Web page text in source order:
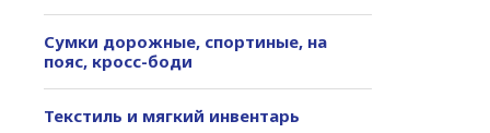
Сумки дорожные, спортиные, на
пояс, кросс-боди
Текстиль и мягкий инвентарь